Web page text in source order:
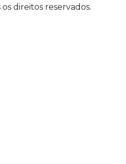
os direitos reservados.